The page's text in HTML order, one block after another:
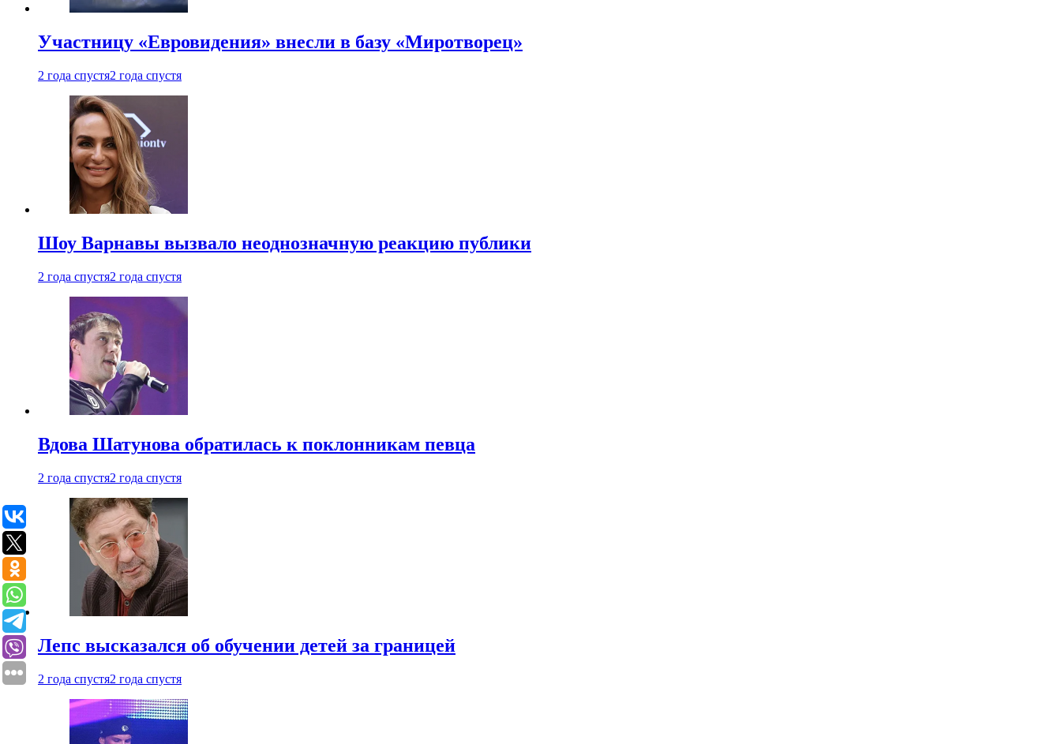
Участницу «Евровидения» внесли в базу «Миротворец»
2 года спустя2 года спустя
Шоу Варнавы вызвало неоднозначную реакцию публики
2 года спустя2 года спустя
Вдова Шатунова обратилась к поклонникам певца
2 года спустя2 года спустя
Лепс высказался об обучении детей за границей
2 года спустя2 года спустя